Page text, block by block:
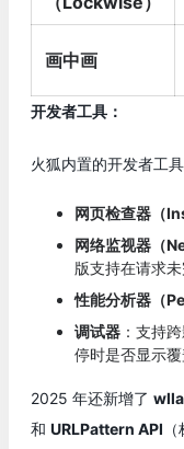
画中画
开发者工具：
火狐内置的开发者工
网页检查器（
网络监视器（
版支持在请求
性能分析器（
调试器 ：支持
停时是否显示
2025 年还新增了
和 URLPattern API